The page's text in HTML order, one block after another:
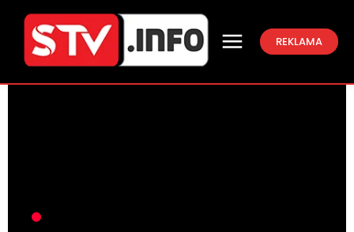
REKLAMA